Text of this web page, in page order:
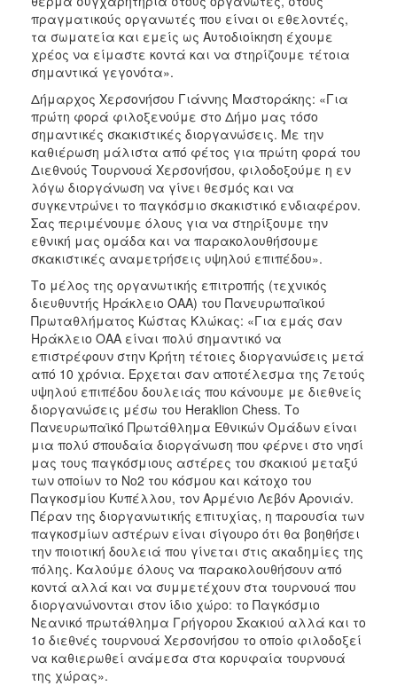
πραγματικούς οργανωτές που είναι οι εθελοντές,
τα σωματεία και εμείς ως Αυτοδιοίκηση έχουμε
χρέος να είμαστε κοντά και να στηρίζουμε τέτοια
σημαντικά γεγονότα».
Δήμαρχος Χερσονήσου Γιάννης Μαστοράκης: «Για
πρώτη φορά φιλοξενούμε στο Δήμο μας τόσο
σημαντικές σκακιστικές διοργανώσεις. Με την
καθιέρωση μάλιστα από φέτος για πρώτη φορά του
Διεθνούς Τουρνουά Χερσονήσου, φιλοδοξούμε η εν
λόγω διοργάνωση να γίνει θεσμός και να
συγκεντρώνει το παγκόσμιο σκακιστικό ενδιαφέρον.
Σας περιμένουμε όλους για να στηρίξουμε την
εθνική μας ομάδα και να παρακολουθήσουμε
σκακιστικές αναμετρήσεις υψηλού επιπέδου».
Το μέλος της οργανωτικής επιτροπής (τεχνικός
διευθυντής Ηράκλειο ΟΑΑ) του Πανευρωπαϊκού
Πρωταθλήματος Κώστας Κλώκας: «Για εμάς σαν
Ηράκλειο ΟΑΑ είναι πολύ σημαντικό να
επιστρέφουν στην Κρήτη τέτοιες διοργανώσεις μετά
από 10 χρόνια. Έρχεται σαν αποτέλεσμα της 7ετούς
υψηλού επιπέδου δουλειάς που κάνουμε με διεθνείς
διοργανώσεις μέσω του Heraklion Chess. Το
Πανευρωπαϊκό Πρωτάθλημα Εθνικών Ομάδων είναι
μια πολύ σπουδαία διοργάνωση που φέρνει στο νησί
μας τους παγκόσμιους αστέρες του σκακιού μεταξύ
των οποίων το Νο2 του κόσμου και κάτοχο του
Παγκοσμίου Κυπέλλου, τον Αρμένιο Λεβόν Αρονιάν.
Πέραν της διοργανωτικής επιτυχίας, η παρουσία των
παγκοσμίων αστέρων είναι σίγουρο ότι θα βοηθήσει
την ποιοτική δουλειά που γίνεται στις ακαδημίες της
πόλης. Καλούμε όλους να παρακολουθήσουν από
κοντά αλλά και να συμμετέχουν στα τουρνουά που
διοργανώνονται στον ίδιο χώρο: το Παγκόσμιο
Νεανικό πρωτάθλημα Γρήγορου Σκακιού αλλά και το
1ο διεθνές τουρνουά Χερσονήσου το οποίο φιλοδοξεί
να καθιερωθεί ανάμεσα στα κορυφαία τουρνουά
της χώρας».